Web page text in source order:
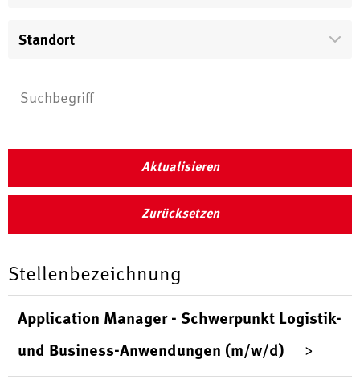
Standort
Aktualisieren
Zurücksetzen
Stellenbezeichnung
Application Manager - Schwerpunkt Logistik-
und Business-Anwendungen (m/w/d)